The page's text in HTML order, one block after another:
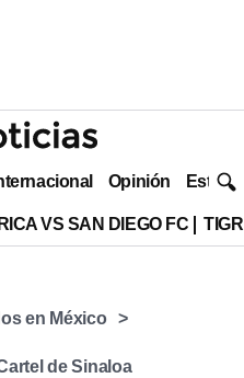
Opinión Estilo
VS SAN DIEGO FC
en México
de Sinaloa